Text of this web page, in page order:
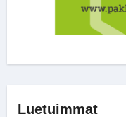
Luetuimmat